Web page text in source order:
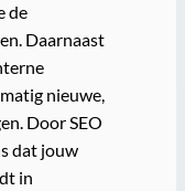
de
Daarnaast
nieuwe,
Door SEO
dat jouw
in